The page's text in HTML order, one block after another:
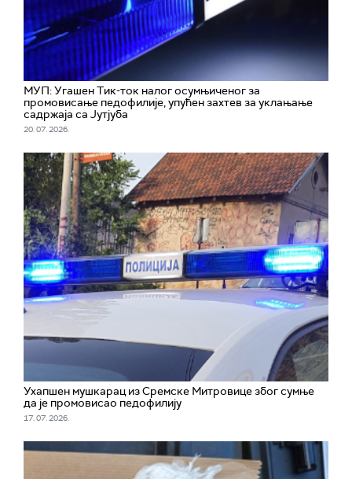
МУП: Угашен Тик-ток налог осумњиченог за
промовисање педофилије, упућен захтев за уклањање
садржаја са Јутјуба
20. 07. 2026.
Ухапшен мушкарац из Сремске Митровице због сумње
да је промовисао педофилију
17. 07. 2026.